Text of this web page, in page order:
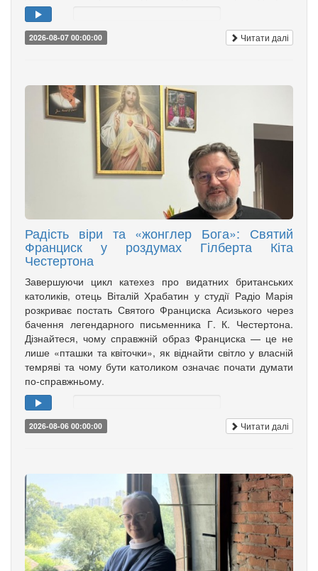
2026-08-07 00:00:00 Читати далі
Радість віри та «жонглер Бога»: Святий
Франциск у роздумах Гілберта Кіта
Честертона
Завершуючи цикл катехез про видатних британських
католиків, отець Віталій Храбатин у студії Радіо Марія
розкриває постать Святого Франциска Асизького через
бачення легендарного письменника Г. К. Честертона.
Дізнайтеся, чому справжній образ Франциска — це не
лише «пташки та квіточки», як віднайти світло у власній
темряві та чому бути католиком означає почати думати
по-справжньому.
2026-08-06 00:00:00 Читати далі